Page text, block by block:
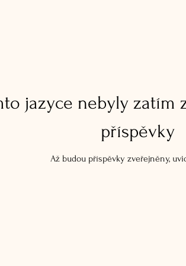
jazyce nebyly zatím
příspěvky
Až budou příspěvky zveřejněny,